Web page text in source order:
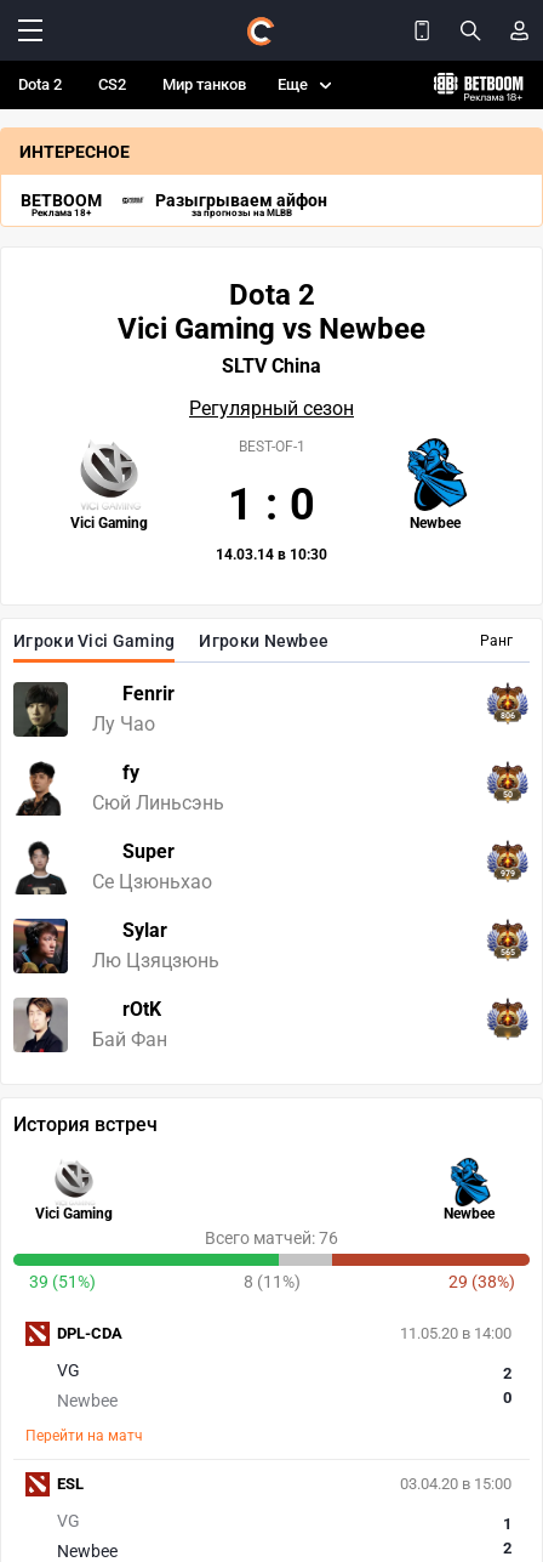
Dota 2 CS2 Мир танков Еще
ИНТЕРЕСНОЕ
BETBOOM
Реклама 18+
Разыгрываем айфон
за прогнозы на MLBB
Ранг
Игроки Vici Gaming Игроки Newbee
Fenrir
Лу Чао
806
fy
Сюй Линьсэнь
50
Super
Се Цзюньхао
979
Sylar
Лю Цзяцзюнь
565
rOtK
Бай Фан
Dota 2
Vici Gaming vs Newbee
SLTV China
Регулярный сезон
Vici Gaming Newbee
BEST-OF-1
1 : 0
14.03.14 в 10:30
История встреч
Vici Gaming Newbee
Всего матчей: 76
39 (51%) 8 (11%) 29 (38%)
11.05.20 в 14:00
VG
Newbee
2
0
Перейти на матч
DPL-CDA
03.04.20 в 15:00
VG
Newbee
1
2
ESL